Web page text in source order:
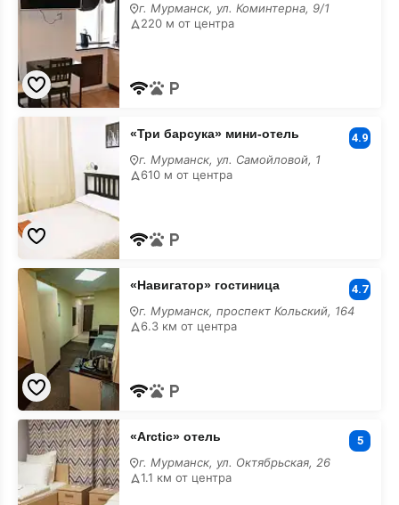
размещением
животными
г. Мурманск, ул. Коминтерна, 9/1
220 м от центра
«Три
размещением
животными
«Три барсука» мини-отель 4.9
г. Мурманск, ул. Самойловой, 1
610 м от центра
«Навигатор»
гостиница
с
размещением
животными
«Навигатор» гостиница 4.7
г. Мурманск, проспект Кольский, 164
6.3 км от центра
«Arctic»
отель
размещением
с
животными
«Arctic» отель 5
г. Мурманск, ул. Октябрьская, 26
1.1 км от центра